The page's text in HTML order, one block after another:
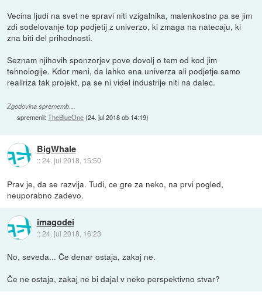
Vecina ljudi na svet ne spravi niti vzigalnika, malenkostno pa se jim
zdi sodelovanje top podjetij z univerzo, ki zmaga na natecaju, ki
zna biti del prihodnosti.
Seznam njihovih sponzorjev pove dovolj o tem od kod jim
tehnologije. Kdor meni, da lahko ena univerza ali podjetje samo
realiriza tak projekt, pa se ni videl industrije niti na dalec.
Zgodovina sprememb…
spremenil:TheBlueOne(24. jul 2018 ob 14:19)
BigWhale
::24. jul 2018, 15:50
Prav je, da se razvija. Tudi, ce gre za neko, na prvi pogled,
neuporabno zadevo.
imagodei
::24. jul 2018, 16:23
No, seveda... Če denar ostaja, zakaj ne.
Če ne ostaja, zakaj ne bi dajal v neko perspektivno stvar?